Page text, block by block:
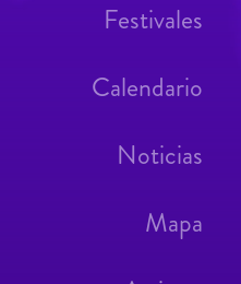
Festivales
Calendario
Noticias
Mapa